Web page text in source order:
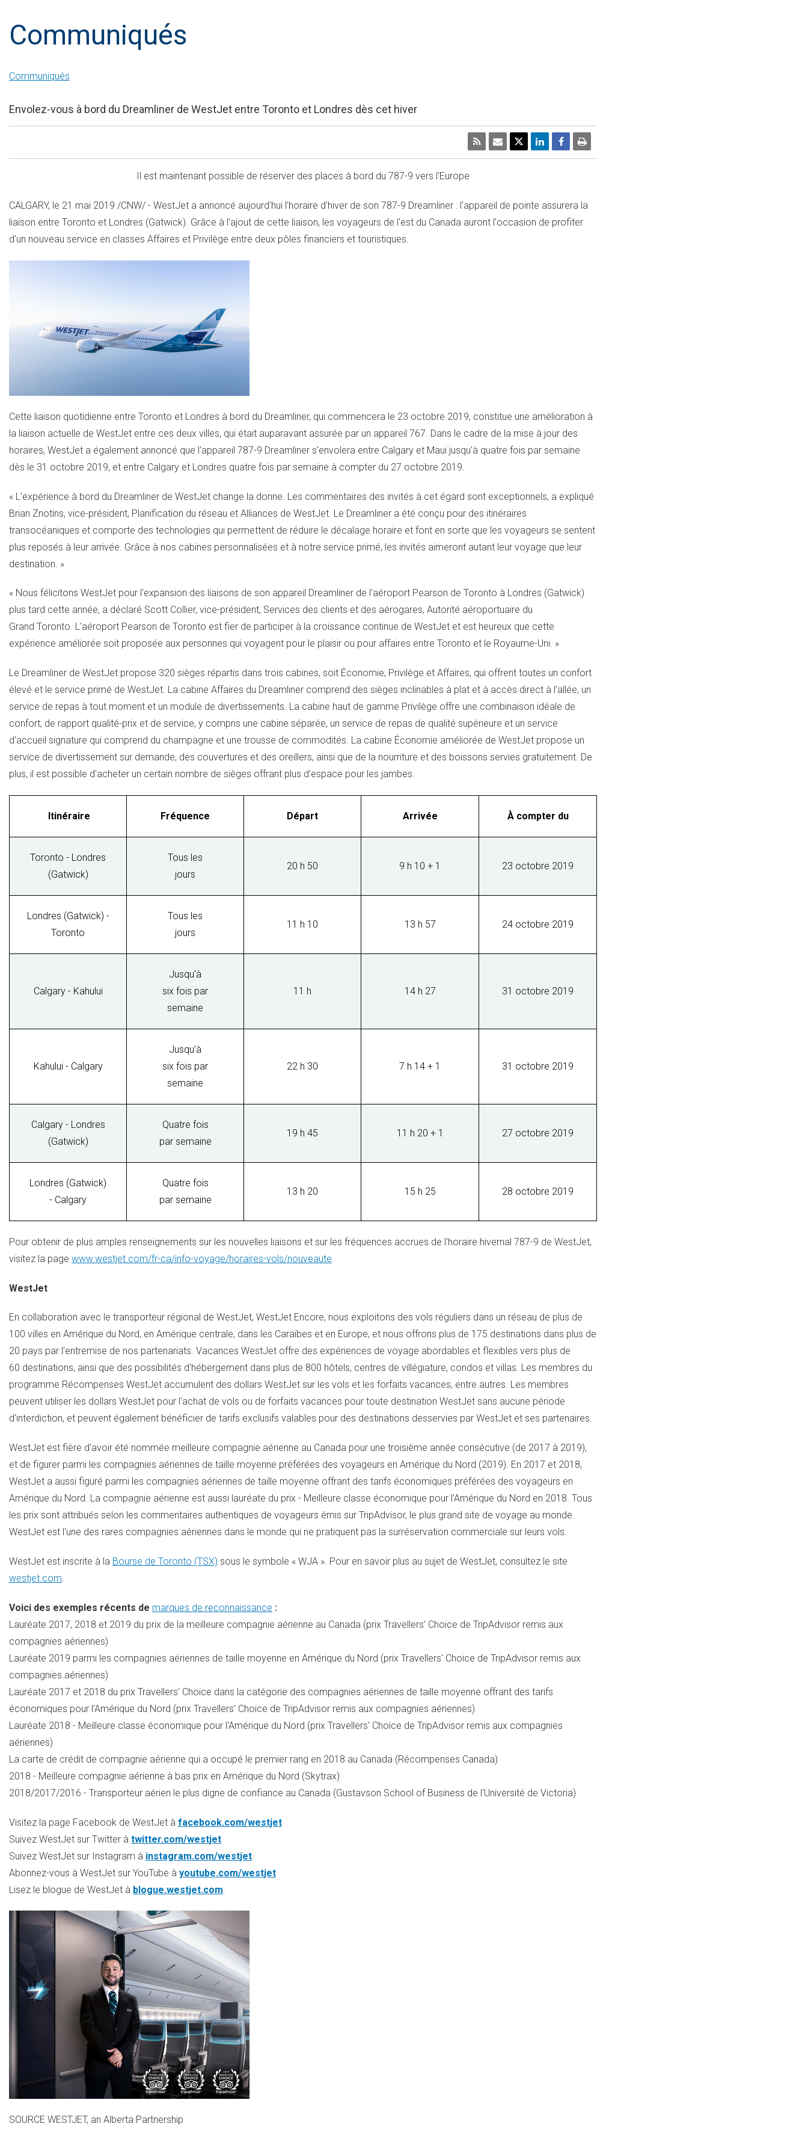
Communiqués
Communiqués
Envolez-vous à bord du Dreamliner de WestJet entre Toronto et Londres dès cet hiver
Il est maintenant possible de réserver des places à bord du 787-9 vers l'Europe
CALGARY, le 21 mai 2019 /CNW/ - WestJet a annoncé aujourd'hui l'horaire d'hiver de son 787-9 Dreamliner : l'appareil de pointe assurera la
liaison entre Toronto et Londres (Gatwick). Grâce à l'ajout de cette liaison, les voyageurs de l'est du Canada auront l'occasion de profiter
d'un nouveau service en classes Affaires et Privilège entre deux pôles financiers et touristiques.
Cette liaison quotidienne entre Toronto et Londres à bord du Dreamliner, qui commencera le 23 octobre 2019, constitue une amélioration à
la liaison actuelle de WestJet entre ces deux villes, qui était auparavant assurée par un appareil 767. Dans le cadre de la mise à jour des
horaires, WestJet a également annoncé que l'appareil 787-9 Dreamliner s'envolera entre Calgary et Maui jusqu'à quatre fois par semaine
dès le 31 octobre 2019, et entre Calgary et Londres quatre fois par semaine à compter du 27 octobre 2019.
« L'expérience à bord du Dreamliner de WestJet change la donne. Les commentaires des invités à cet égard sont exceptionnels, a expliqué
Brian Znotins, vice-président, Planification du réseau et Alliances de WestJet. Le Dreamliner a été conçu pour des itinéraires
transocéaniques et comporte des technologies qui permettent de réduire le décalage horaire et font en sorte que les voyageurs se sentent
plus reposés à leur arrivée. Grâce à nos cabines personnalisées et à notre service primé, les invités aimeront autant leur voyage que leur
destination. »
« Nous félicitons WestJet pour l'expansion des liaisons de son appareil Dreamliner de l'aéroport Pearson de Toronto à Londres (Gatwick)
plus tard cette année, a déclaré Scott Collier, vice-président, Services des clients et des aérogares, Autorité aéroportuaire du
Grand Toronto. L'aéroport Pearson de Toronto est fier de participer à la croissance continue de WestJet et est heureux que cette
expérience améliorée soit proposée aux personnes qui voyagent pour le plaisir ou pour affaires entre Toronto et le Royaume-Uni. »
Le Dreamliner de WestJet propose 320 sièges répartis dans trois cabines, soit Économie, Privilège et Affaires, qui offrent toutes un confort
élevé et le service primé de WestJet. La cabine Affaires du Dreamliner comprend des sièges inclinables à plat et à accès direct à l'allée, un
service de repas à tout moment et un module de divertissements. La cabine haut de gamme Privilège offre une combinaison idéale de
confort, de rapport qualité-prix et de service, y compris une cabine séparée, un service de repas de qualité supérieure et un service
d'accueil signature qui comprend du champagne et une trousse de commodités. La cabine Économie améliorée de WestJet propose un
service de divertissement sur demande, des couvertures et des oreillers, ainsi que de la nourriture et des boissons servies gratuitement. De
plus, il est possible d'acheter un certain nombre de sièges offrant plus d'espace pour les jambes.
Itinéraire Fréquence Départ Arrivée À compter du
Toronto - Londres
(Gatwick)
Tous les
jours
20 h 50 9 h 10 + 1 23 octobre 2019
Londres (Gatwick) -
Toronto
Tous les
jours
11 h 10 13 h 57 24 octobre 2019
Calgary - Kahului
Jusqu'à
six fois par
semaine
11 h 14 h 27 31 octobre 2019
Kahului - Calgary
Jusqu'à
six fois par
semaine
22 h 30 7 h 14 + 1 31 octobre 2019
Calgary - Londres
(Gatwick)
Quatre fois
par semaine
19 h 45 11 h 20 + 1 27 octobre 2019
Londres (Gatwick)
- Calgary
Quatre fois
par semaine
13 h 20 15 h 25 28 octobre 2019
Pour obtenir de plus amples renseignements sur les nouvelles liaisons et sur les fréquences accrues de l'horaire hivernal 787-9 de WestJet,
visitez la page www.westjet.com/fr-ca/info-voyage/horaires-vols/nouveaute
WestJet
En collaboration avec le transporteur régional de WestJet, WestJet Encore, nous exploitons des vols réguliers dans un réseau de plus de
100 villes en Amérique du Nord, en Amérique centrale, dans les Caraïbes et en Europe, et nous offrons plus de 175 destinations dans plus de
20 pays par l'entremise de nos partenariats. Vacances WestJet offre des expériences de voyage abordables et flexibles vers plus de
60 destinations, ainsi que des possibilités d'hébergement dans plus de 800 hôtels, centres de villégiature, condos et villas. Les membres du
programme Récompenses WestJet accumulent des dollars WestJet sur les vols et les forfaits vacances, entre autres. Les membres
peuvent utiliser les dollars WestJet pour l'achat de vols ou de forfaits vacances pour toute destination WestJet sans aucune période
d'interdiction, et peuvent également bénéficier de tarifs exclusifs valables pour des destinations desservies par WestJet et ses partenaires.
WestJet est fière d'avoir été nommée meilleure compagnie aérienne au Canada pour une troisième année consécutive (de 2017 à 2019),
et de figurer parmi les compagnies aériennes de taille moyenne préférées des voyageurs en Amérique du Nord (2019). En 2017 et 2018,
WestJet a aussi figuré parmi les compagnies aériennes de taille moyenne offrant des tarifs économiques préférées des voyageurs en
Amérique du Nord. La compagnie aérienne est aussi lauréate du prix - Meilleure classe économique pour l'Amérique du Nord en 2018. Tous
les prix sont attribués selon les commentaires authentiques de voyageurs émis sur TripAdvisor, le plus grand site de voyage au monde.
WestJet est l'une des rares compagnies aériennes dans le monde qui ne pratiquent pas la surréservation commerciale sur leurs vols.
WestJet est inscrite à la Bourse de Toronto (TSX) sous le symbole « WJA ». Pour en savoir plus au sujet de WestJet, consultez le site
westjet.com.
Voici des exemples récents de marques de reconnaissance :
Lauréate 2017, 2018 et 2019 du prix de la meilleure compagnie aérienne au Canada (prix Travellers' Choice de TripAdvisor remis aux
compagnies aériennes)
Lauréate 2019 parmi les compagnies aériennes de taille moyenne en Amérique du Nord (prix Travellers' Choice de TripAdvisor remis aux
compagnies aériennes)
Lauréate 2017 et 2018 du prix Travellers' Choice dans la catégorie des compagnies aériennes de taille moyenne offrant des tarifs
économiques pour l'Amérique du Nord (prix Travellers' Choice de TripAdvisor remis aux compagnies aériennes)
Lauréate 2018 - Meilleure classe économique pour l'Amérique du Nord (prix Travellers' Choice de TripAdvisor remis aux compagnies
aériennes)
La carte de crédit de compagnie aérienne qui a occupé le premier rang en 2018 au Canada (Récompenses Canada)
2018 - Meilleure compagnie aérienne à bas prix en Amérique du Nord (Skytrax)
2018/2017/2016 - Transporteur aérien le plus digne de confiance au Canada (Gustavson School of Business de l'Université de Victoria)
Visitez la page Facebook de WestJet à facebook.com/westjet
Suivez WestJet sur Twitter à twitter.com/westjet
Suivez WestJet sur Instagram à instagram.com/westjet
Abonnez-vous à WestJet sur YouTube à youtube.com/westjet
Lisez le blogue de WestJet à blogue.westjet.com
SOURCE WESTJET, an Alberta Partnership